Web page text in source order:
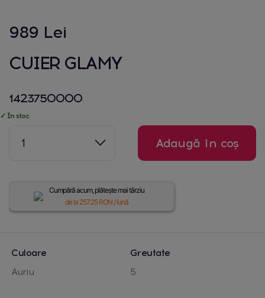
989 Lei
CUIER GLAMY
1423750000
✓ În stoc
1 Adaugă în coș
Cumpără acum, plătește mai târziu
de la 257.25RON / lună
Culoare
Auriu
Greutate
5